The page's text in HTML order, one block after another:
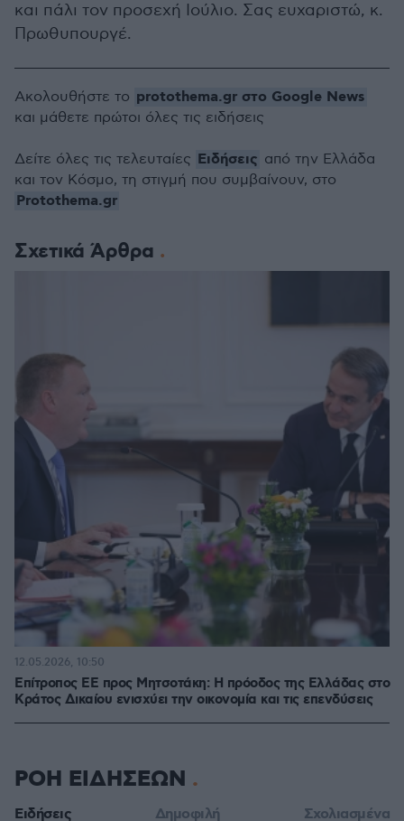
και πάλι τον προσεχή Ιούλιο. Σας ευχαριστώ, κ.
Πρωθυπουργέ.
Σχετικά Άρθρα
Επίτροπος ΕΕ προς Μητσοτάκη: Η πρόοδος της Ελλάδας στο
Κράτος Δικαίου ενισχύει την οικονομία και τις επενδύσεις
12.05.2026, 10:50
Ακολουθήστε το protothema.gr στο Google News
και μάθετε πρώτοι όλες τις ειδήσεις
Δείτε όλες τις τελευταίες Ειδήσεις από την Ελλάδα
και τον Κόσμο, τη στιγμή που συμβαίνουν, στο
Protothema.gr
ΡΟΗ ΕΙΔΗΣΕΩΝ
Ειδήσεις Δημοφιλή Σχολιασμένα